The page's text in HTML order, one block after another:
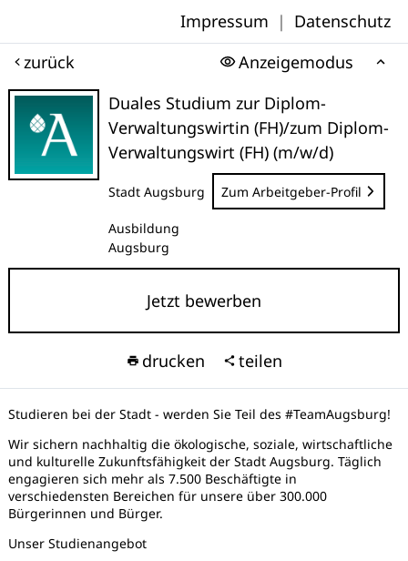
Impressum | Datenschutz
zurück
Anzeigemodus
Duales Studium zur Diplom-
Verwaltungswirtin (FH)/zum Diplom-
Verwaltungswirt (FH) (m/w/d)
Stadt Augsburg Zum Arbeitgeber-Profil
Ausbildung
Augsburg
Jetzt bewerben
drucken teilen
Studieren bei der Stadt - werden Sie Teil des #TeamAugsburg!
Wir sichern nachhaltig die ökologische, soziale, wirtschaftliche
und kulturelle Zukunftsfähigkeit der Stadt Augsburg. Täglich
engagieren sich mehr als 7.500 Beschäftigte in
verschiedensten Bereichen für unsere über 300.000
Bürgerinnen und Bürger.
Unser Studienangebot